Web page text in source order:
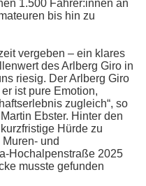
1.500 Fahrer:innen an
bis hin zu
vergeben – ein klares
des Arlberg Giro in
riesig. Der Arlberg Giro
ist pure Emotion,
zugleich“, so
Ebster. Hinter den
Hürde zu
und
Hochalpenstraße 2025
musste gefunden